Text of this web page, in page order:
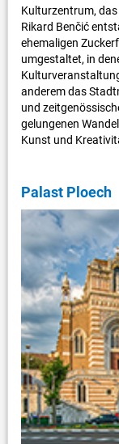
Kulturzentrum,
Rikard Benčić
ehemaligen
umgestaltet, in
anderem das
und
gelungenen
Kunst und
Palast Ploech